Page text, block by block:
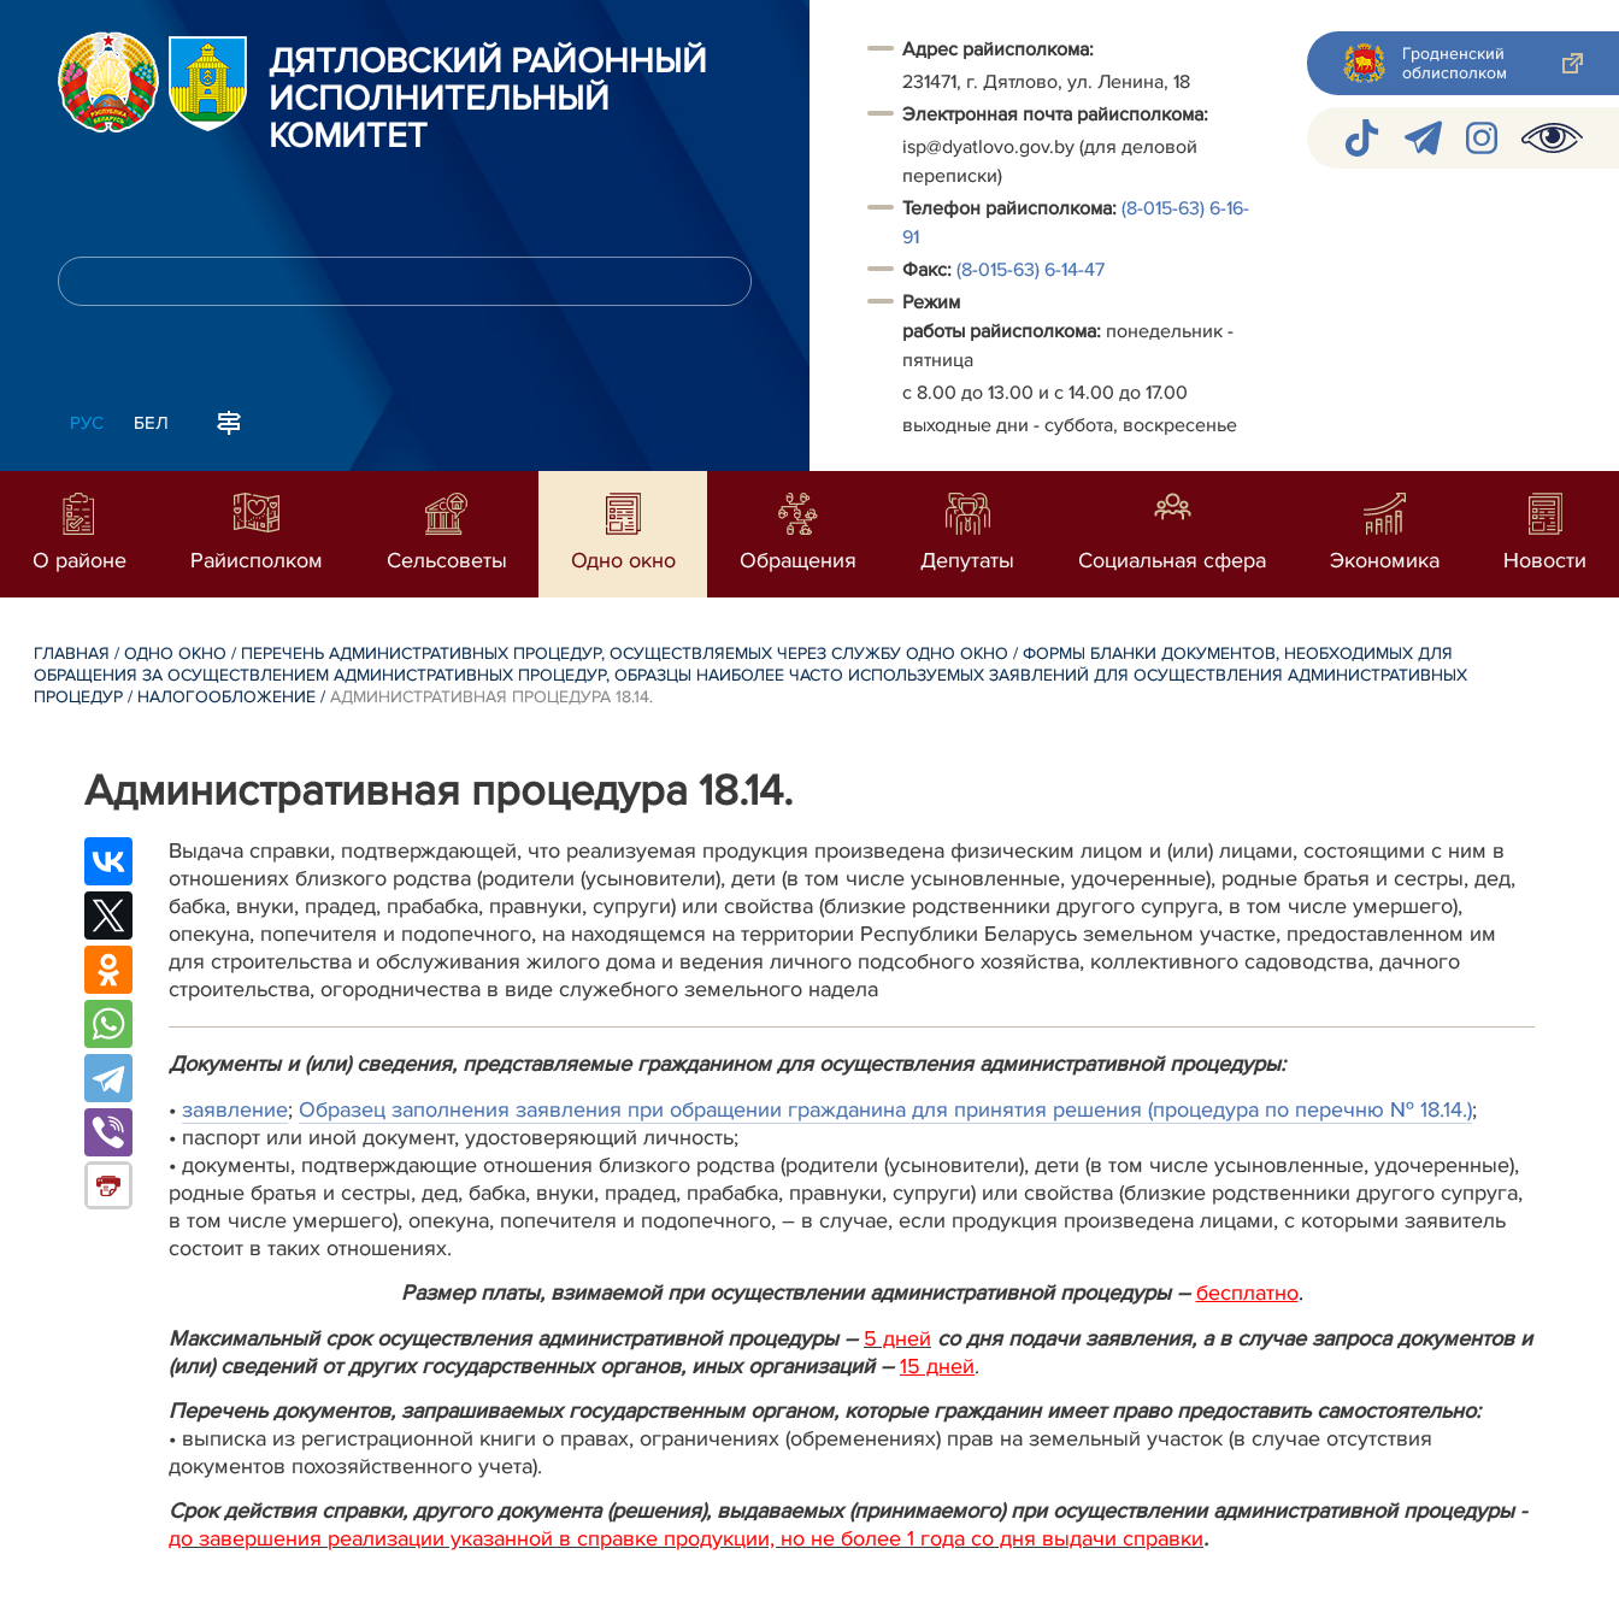
ДЯТЛОВСКИЙ РАЙОННЫЙ
ИСПОЛНИТЕЛЬНЫЙ
КОМИТЕТ
РУС БЕЛ
Адрес райисполкома:
231471, г. Дятлово, ул. Ленина, 18
Электронная почта райисполкома:
isp@dyatlovo.gov.by (для деловой
переписки)
Телефон райисполкома: (8-015-63) 6-16-
91
Факс: (8-015-63) 6-14-47
Режим
работы райисполкома: понедельник -
пятница
с 8.00 до 13.00 и с 14.00 до 17.00
выходные дни - суббота, воскресенье
Гродненский
облисполком
О районе Райисполком Сельсоветы Одно окно Обращения Депутаты Социальная сфера Экономика Новости
ГЛАВНАЯ /ОДНО ОКНО / ПЕРЕЧЕНЬ АДМИНИСТРАТИВНЫХ ПРОЦЕДУР, ОСУЩЕСТВЛЯЕМЫХ ЧЕРЕЗ СЛУЖБУ ОДНО ОКНО /ФОРМЫ БЛАНКИ ДОКУМЕНТОВ, НЕОБХОДИМЫХ ДЛЯ
ОБРАЩЕНИЯ ЗА ОСУЩЕСТВЛЕНИЕМ АДМИНИСТРАТИВНЫХ ПРОЦЕДУР, ОБРАЗЦЫ НАИБОЛЕЕ ЧАСТО ИСПОЛЬЗУЕМЫХ ЗАЯВЛЕНИЙ ДЛЯ ОСУЩЕСТВЛЕНИЯ АДМИНИСТРАТИВНЫХ
ПРОЦЕДУР / НАЛОГООБЛОЖЕНИЕ /АДМИНИСТРАТИВНАЯ ПРОЦЕДУРА 18.14.
Административная процедура 18.14.
Выдача справки, подтверждающей, что реализуемая продукция произведена физическим лицом и (или) лицами, состоящими с ним в
отношениях близкого родства (родители (усыновители), дети (в том числе усыновленные, удочеренные), родные братья и сестры, дед,
бабка, внуки, прадед, прабабка, правнуки, супруги) или свойства (близкие родственники другого супруга, в том числе умершего),
опекуна, попечителя и подопечного, на находящемся на территории Республики Беларусь земельном участке, предоставленном им
для строительства и обслуживания жилого дома и ведения личного подсобного хозяйства, коллективного садоводства, дачного
строительства, огородничества в виде служебного земельного надела
Документы и (или) сведения, представляемые гражданином для осуществления административной процедуры:
• заявление; Образец заполнения заявления при обращении гражданина для принятия решения (процедура по перечню № 18.14.);
• паспорт или иной документ, удостоверяющий личность;
• документы, подтверждающие отношения близкого родства (родители (усыновители), дети (в том числе усыновленные, удочеренные),
родные братья и сестры, дед, бабка, внуки, прадед, прабабка, правнуки, супруги) или свойства (близкие родственники другого супруга,
в том числе умершего), опекуна, попечителя и подопечного, – в случае, если продукция произведена лицами, с которыми заявитель
состоит в таких отношениях.
Размер платы, взимаемой при осуществлении административной процедуры – бесплатно.
Максимальный срок осуществления административной процедуры – 5 дней со дня подачи заявления, а в случае запроса документов и
(или) сведений от других государственных органов, иных организаций – 15 дней.
Перечень документов, запрашиваемых государственным органом, которые гражданин имеет право предоставить самостоятельно:
• выписка из регистрационной книги о правах, ограничениях (обременениях) прав на земельный участок (в случае отсутствия
документов похозяйственного учета).
Срок действия справки, другого документа (решения), выдаваемых (принимаемого) при осуществлении административной процедуры -
до завершения реализации указанной в справке продукции, но не более 1 года со дня выдачи справки.